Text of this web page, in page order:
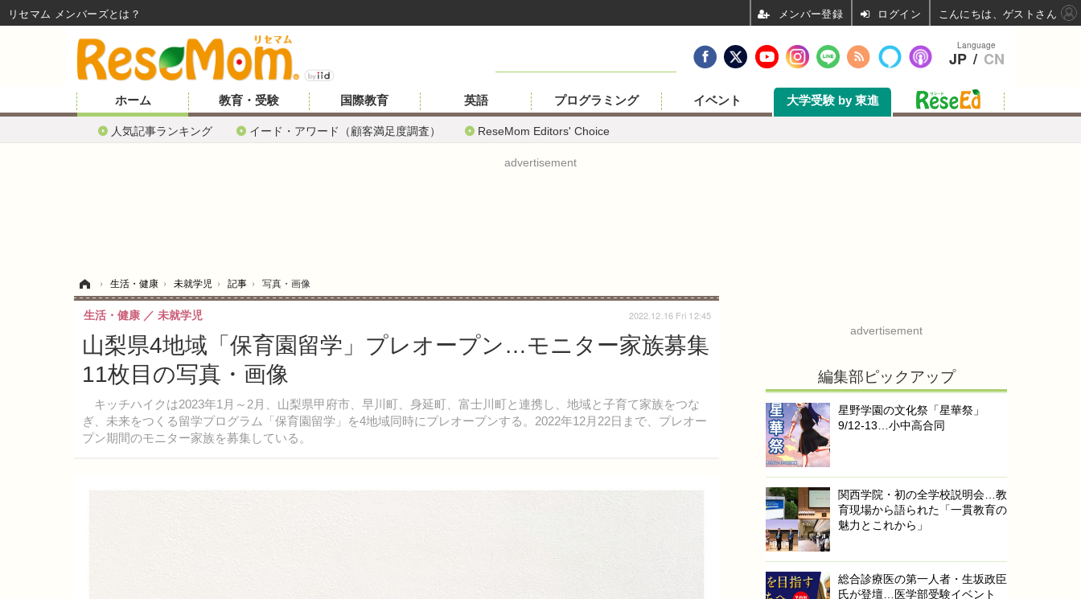
ホーム
人気記事ランキング イード・アワード（顧客満足度調査） ReseMom Editors' Choice
教育・受験 国際教育 英語 プログラミング イベント 大学受験 by 東進
advertisement
› 生活・健康 › 未就学児 › 記事 › 写真・画像
山梨県4地域「保育園留学」プレオープン…モニター家族募集
11枚目の写真・画像
キッチハイクは2023年1月～2月、山梨県甲府市、早川町、身延町、富士川町と連携し、地域と子育て家族をつな
ぎ、未来をつくる留学プログラム「保育園留学」を4地域同時にプレオープンする。2022年12月22日まで、プレオー
プン期間のモニター家族を募集している。
生活・健康 未就学児 2022.12.16 Fri 12:45
advertisement
編集部ピックアップ
星野学園の文化祭「星華祭」
9/12-13…小中高合同
関西学院・初の全学校説明会…教
育現場から語られた「一貫教育の
魅力とこれから」
総合診療医の第一人者・生坂政臣
氏が登壇…医学部受験イベント
Language
JP / CN
リセマム メンバーズ ログイン こんにちは、ゲストさん